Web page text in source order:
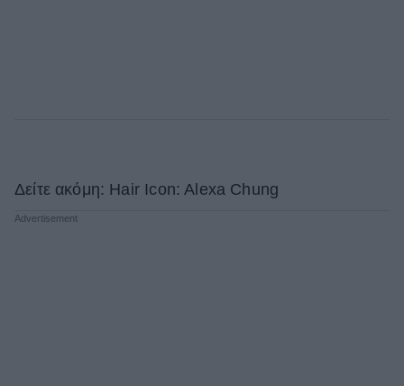
Δείτε ακόμη: Hair Icon: Alexa Chung